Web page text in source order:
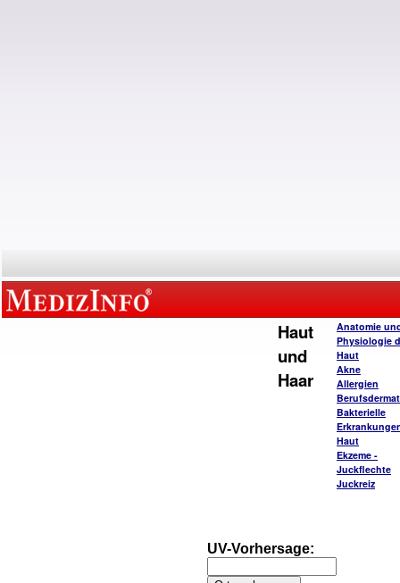
Haut
und
Haar
Anatomie
Physiologie
Haut
Akne
Allergien
Bakterielle
Haut
Ekzeme -
Juckflechte
Juckreiz
UV-Vorhersage: